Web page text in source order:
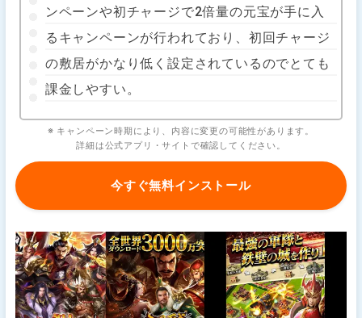
ンペーンや初チャージで2倍量の元宝が手に入
るキャンペーンが行われており、初回チャージ
の敷居がかなり低く設定されているのでとても
課金しやすい。
※ キャンペーン時期により、内容に変更の可能性があります。
詳細は公式アプリ・サイトで確認してください。
今すぐ無料インストール